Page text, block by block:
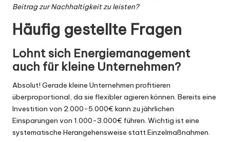
Beitrag zur Nachhaltigkeit zu leisten?
Häufig gestellte Fragen
Lohnt sich Energiemanagement
auch für kleine Unternehmen?
Absolut! Gerade kleine Unternehmen profitieren
überproportional, da sie flexibler agieren können. Bereits eine
Investition von 2.000-5.000€ kann zu jährlichen
Einsparungen von 1.000-3.000€ führen. Wichtig ist eine
systematische Herangehensweise statt Einzelmaßnahmen.